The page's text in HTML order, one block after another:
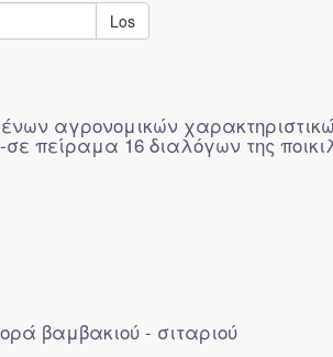
Los
αγρονομικών
πείραμα 16 διαλόγων της
βαμβακιού - σιταριού